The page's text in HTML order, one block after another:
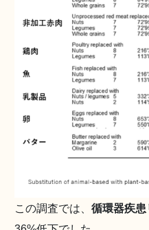
この調査では、 循環器疾